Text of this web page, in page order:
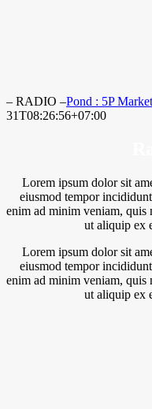
– RADIO –Pond : 5P
31T08:26:56+07:00
Lorem ipsum dolor sit
eiusmod tempor
enim ad minim veniam, quis
ut aliquip ex
Lorem ipsum dolor sit
eiusmod tempor
enim ad minim veniam, quis
ut aliquip ex